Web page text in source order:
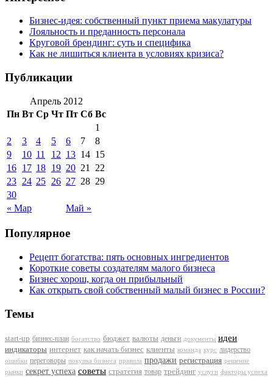
Бизнес-идея: собственный пункт приема макулатуры
Лояльность и преданность персонала
Круговой брендинг: суть и специфика
Как не лишиться клиента в условиях кризиса?
Публикации
Апрель 2012
Пн Вт Ср Чт Пт Сб Вс
« Мар Май »
1
2
3 4 5 6 7
8
9
10 11 12 13 14 15
16 17 18 19 20 21
22
23 24 25 26 27 28 29
30
Популярное
Рецепт богатства: пять основных ингредиентов
Короткие советы создателям малого бизнеса
Бизнес хорош, когда он прибыльный
Как открыть свой собственный малый бизнес в России?
Темы
start-up бизнес-план богатство бюджет валюты деньги документы идеи
индикаторы интернет как начать бизнес клиенты команда курс лидерство
ошибки переговоры покупка бизнеса правила продажи регистрация решение
рынки секрет успеха советы стратегия товар трейдинг услуги факторы успеха